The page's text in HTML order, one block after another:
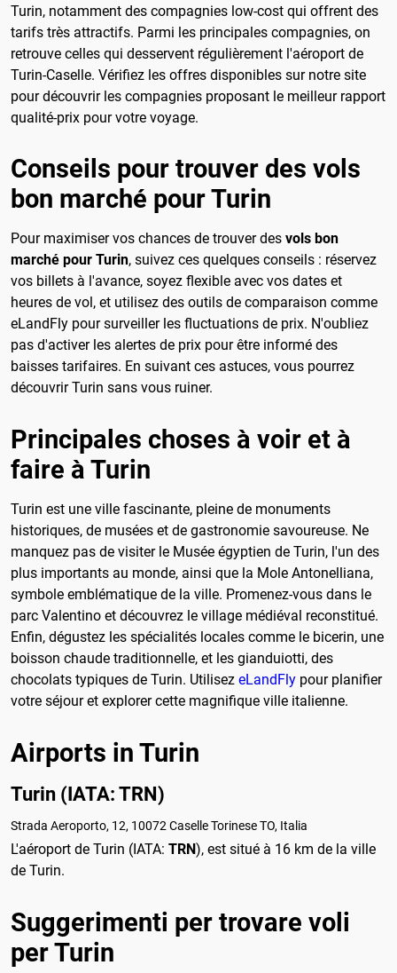
Turin, notamment des compagnies low-cost qui offrent des
tarifs très attractifs. Parmi les principales compagnies, on
retrouve celles qui desservent régulièrement l'aéroport de
Turin-Caselle. Vérifiez les offres disponibles sur notre site
pour découvrir les compagnies proposant le meilleur rapport
qualité-prix pour votre voyage.
Conseils pour trouver des vols
bon marché pour Turin
Pour maximiser vos chances de trouver des vols bon
marché pour Turin, suivez ces quelques conseils : réservez
vos billets à l'avance, soyez flexible avec vos dates et
heures de vol, et utilisez des outils de comparaison comme
eLandFly pour surveiller les fluctuations de prix. N'oubliez
pas d'activer les alertes de prix pour être informé des
baisses tarifaires. En suivant ces astuces, vous pourrez
découvrir Turin sans vous ruiner.
Principales choses à voir et à
faire à Turin
Turin est une ville fascinante, pleine de monuments
historiques, de musées et de gastronomie savoureuse. Ne
manquez pas de visiter le Musée égyptien de Turin, l'un des
plus importants au monde, ainsi que la Mole Antonelliana,
symbole emblématique de la ville. Promenez-vous dans le
parc Valentino et découvrez le village médiéval reconstitué.
Enfin, dégustez les spécialités locales comme le bicerin, une
boisson chaude traditionnelle, et les gianduiotti, des
chocolats typiques de Turin. Utilisez eLandFly pour planifier
votre séjour et explorer cette magnifique ville italienne.
Airports in Turin
Turin (IATA: TRN)
Strada Aeroporto, 12, 10072 Caselle Torinese TO, Italia
L'aéroport de Turin (IATA: TRN), est situé à 16 km de la ville
de Turin.
Suggerimenti per trovare voli
per Turin